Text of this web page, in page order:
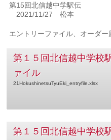
第15回北信越中学駅伝
2021/11/27 松本
エントリーファイル、オーダ
第１５回北信越中学校
ァイル
21HokushinetsuTyuEki_entryfile.xlsx
第１５回北信越中学校